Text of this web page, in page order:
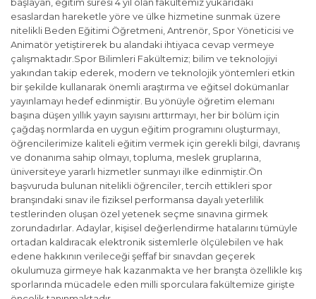
esaslardan hareketle yöre ve ülke hizmetine sunmak üzere
nitelikli Beden Eğitimi Öğretmeni, Antrenör, Spor Yöneticisi ve
Animatör yetiştirerek bu alandaki ihtiyaca cevap vermeye
çalışmaktadır.Spor Bilimleri Fakültemiz; bilim ve teknolojiyi
yakından takip ederek, modern ve teknolojik yöntemleri etkin
bir şekilde kullanarak önemli araştırma ve eğitsel dokümanlar
yayınlamayı hedef edinmiştir. Bu yönüyle öğretim elemanı
başına düşen yıllık yayın sayısını arttırmayı, her bir bölüm için
çağdaş normlarda en uygun eğitim programını oluşturmayı,
öğrencilerimize kaliteli eğitim vermek için gerekli bilgi, davranış
ve donanıma sahip olmayı, topluma, meslek gruplarına,
üniversiteye yararlı hizmetler sunmayı ilke edinmiştir.Ön
başvuruda bulunan nitelikli öğrenciler, tercih ettikleri spor
branşındaki sınav ile fiziksel performansa dayalı yeterlilik
testlerinden oluşan özel yetenek seçme sınavına girmek
zorundadırlar. Adaylar, kişisel değerlendirme hatalarını tümüyle
ortadan kaldıracak elektronik sistemlerle ölçülebilen ve hak
edene hakkının verileceği şeffaf bir sınavdan geçerek
okulumuza girmeye hak kazanmakta ve her branşta özellikle kış
sporlarında mücadele eden milli sporculara fakültemize girişte